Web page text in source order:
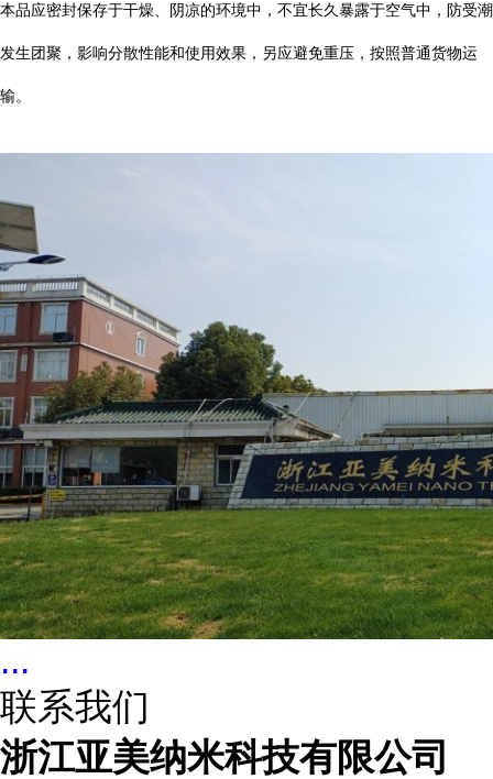
本品应密封保存于干燥、阴凉的环境中，不宜长久暴露于空气中，防受潮
发生团聚，影响分散性能和使用效果，另应避免重压，按照普通货物运
输。
...
联系我们
浙江亚美纳米科技有限公司